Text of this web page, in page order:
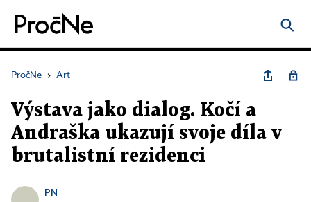
PročNe › Art
Výstava jako dialog. Kočí a
Andraška ukazují svoje díla v
brutalistní rezidenci
PN